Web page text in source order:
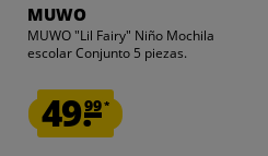
MUWO
MUWO "Lil Fairy" Niño Mochila
escolar Conjunto 5 piezas.
49.99*